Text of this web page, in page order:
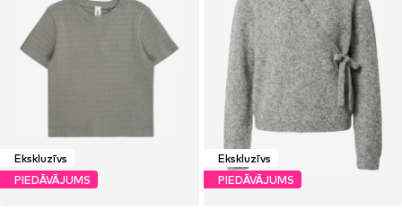
Ekskluzīvs
PIEDĀVĀJUMS
Ekskluzīvs
PIEDĀVĀJUMS